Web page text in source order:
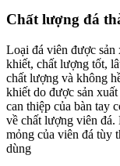
Chất lượng đá
Loại đá viên được
khiết, chất lượng tốt,
chất lượng và không
khiết do được sản
can thiệp của bàn tay
về chất lượng viên
mỏng của viên đá tùy
dùng